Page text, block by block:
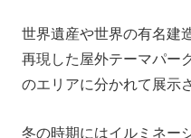
世界遺産や世界の有名建
再現した屋外テーマパー
のエリアに分かれて展示
冬の時期にはイルミネー